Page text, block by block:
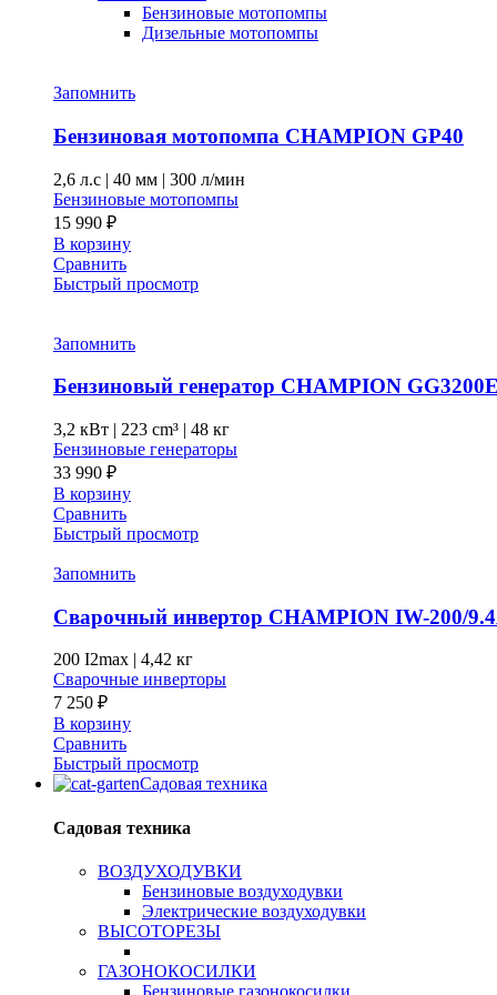
Бензиновые мотопомпы
Дизельные мотопомпы
Запомнить
Бензиновая мотопомпа CHAMPION GP40
2,6 л.с | 40 мм | 300 л/мин
Бензиновые мотопомпы
15 990 ₽
В корзину
Сравнить
Быстрый просмотр
Запомнить
Бензиновый генератор CHAMPION
3,2 кВт | 223 cm³ | 48 кг
Бензиновые генераторы
33 990 ₽
В корзину
Сравнить
Быстрый просмотр
Запомнить
Сварочный инвертор CHAMPION IW-200/
200 I2max
4,42 кг
Сварочные инверторы
7 250 ₽
В корзину
Сравнить
Быстрый просмотр
Садовая техника
Садовая техника
ВОЗДУХОДУВКИ
Бензиновые воздуходувки
Электрические воздуходувки
ВЫСОТОРЕЗЫ
ГАЗОНОКОСИЛКИ
Бензиновые газонокосилки